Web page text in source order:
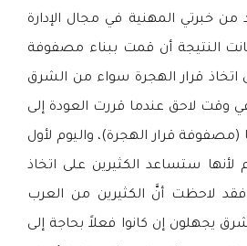
خبرتي المهنية في مجال الإدارة
النتيجة أن قمت ببناء مصفوفة
اتخاذ قرار الهجرة سواء من الشرق
وقت لاحق عندما قررت العودة إلى
قرار الهجرة)، واليوم لأول
لأنها ستساعد الكثيرين على اتخاذ
فقد لاحظت أنَّ الكثيرين من العرب
يجهلون إن كانوا فعلاً بحاجة إلى